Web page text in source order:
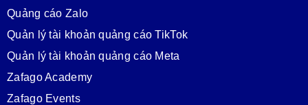
Quảng cáo Zalo
Quản lý tài khoản quảng cáo TikTok
Quản lý tài khoản quảng cáo Meta
Zafago Academy
Zafago Events